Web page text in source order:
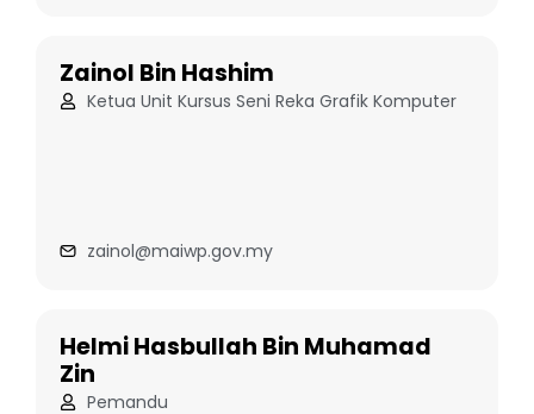
Zainol Bin Hashim
Ketua Unit Kursus Seni Reka Grafik Komputer
zainol@maiwp.gov.my
Helmi Hasbullah Bin Muhamad
Zin
Pemandu